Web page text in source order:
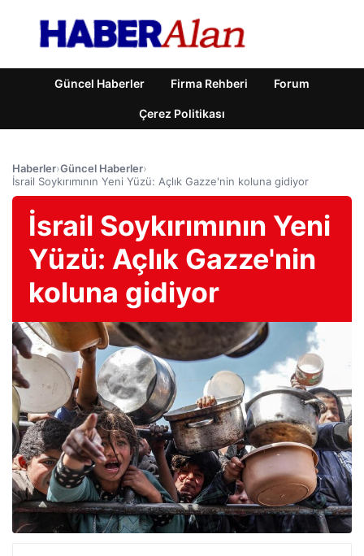
Güncel Haberler Firma Rehberi Forum
Çerez Politikası
Haberler›Güncel Haberler›
İsrail Soykırımının Yeni Yüzü: Açlık Gazze'nin koluna gidiyor
İsrail Soykırımının Yeni
Yüzü: Açlık Gazze'nin
koluna gidiyor